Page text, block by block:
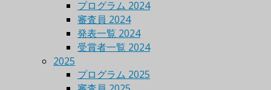
プログラム 2024
審査員 2024
発表一覧 2024
受賞者一覧 2024
2025
プログラム 2025